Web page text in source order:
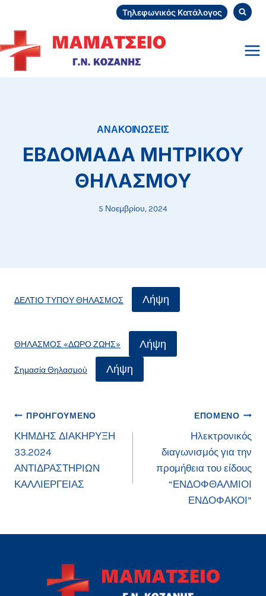
content
Τηλεφωνικός Κατάλογος
ΑΝΑΚΟΙΝΩΣΕΙΣ
ΕΒΔΟΜΑΔΑ ΜΗΤΡΙΚΟΥ
ΘΗΛΑΣΜΟΥ
5 Νοεμβρίου, 2024
ΔΕΛΤΙΟ ΤΥΠΟΥ ΘΗΛΑΣΜΟΣ Λήψη
ΘΗΛΑΣΜΟΣ «ΔΩΡΟ ΖΩΗΣ» Λήψη
Σημασία Θηλασμού Λήψη
Πλοήγηση
άρθρων
ΠΡΟΗΓΟΎΜΕΝΟ
ΚΗΜΔΗΣ ΔΙΑΚΗΡΥΞΗ
33.2024
ΑΝΤΙΔΡΑΣΤΗΡΙΩΝ
ΚΑΛΛΙΕΡΓΕΙΑΣ
ΕΠΌΜΕΝΟ
Ηλεκτρονικός
διαγωνισμός για την
προμήθεια του είδους
“ΕΝΔΟΦΘΑΛΜΙΟΙ
ΕΝΔΟΦΑΚΟΙ”